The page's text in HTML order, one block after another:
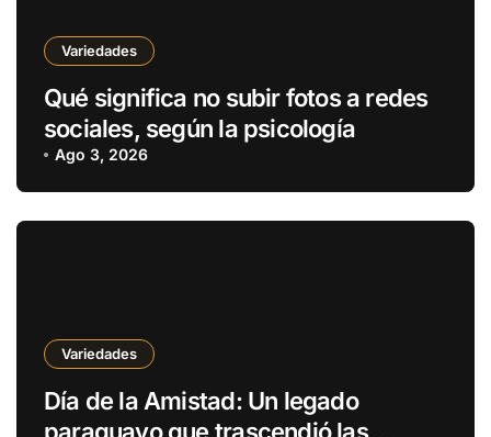
Variedades
Qué significa no subir fotos a redes
sociales, según la psicología
Ago 3, 2026
Variedades
Día de la Amistad: Un legado